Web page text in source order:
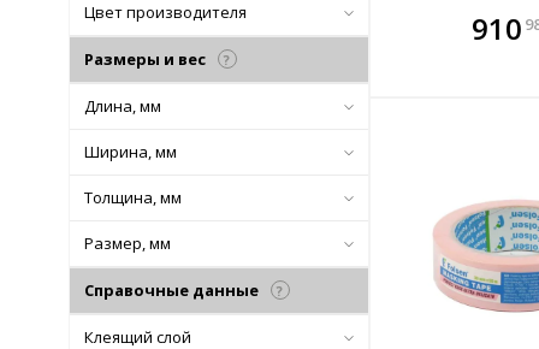
В комплекте
всегда выгоднее!
Подобрать комплект
910
В
всегда
Цвет производителя
Размеры и вес ?
Длина, мм
Ширина, мм
Толщина, мм
Размер, мм
Справочные данные ?
Клеящий слой